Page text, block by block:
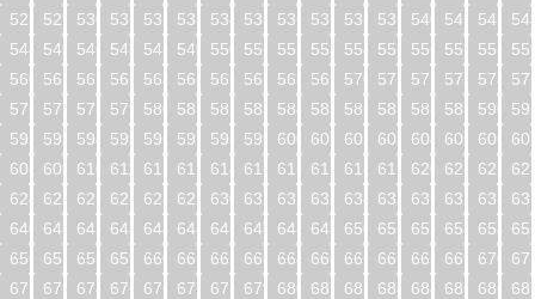
528
529 530 531 532 533 534 535 536 537 538 539 540 541 542
544
545 546 547 548 549 550 551 552 553 554 555 556 557 558
560
561 562 563 564 565 566 567 568 569 570 571 572 573 574
576
577 578 579 580 581 582 583 584 585 586 587 588 589 590
592
593 594 595 596 597 598 599 600 601 602 603 604 605 606
608
609 610 611 612 613 614 615 616 617 618 619 620 621 622
624
625 626 627 628 629 630 631 632 633 634 635 636 637 638
640
641 642 643 644 645 646 647 648 649 650 651 652 653 654
656
657 658 659 660 661 662 663 664 665 666 667 668 669 670
672
673 674 675 676 677 678 679 680 681 682 683 684 685 686